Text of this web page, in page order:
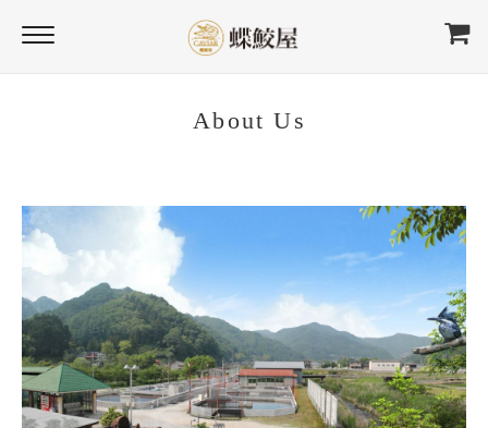
About Us